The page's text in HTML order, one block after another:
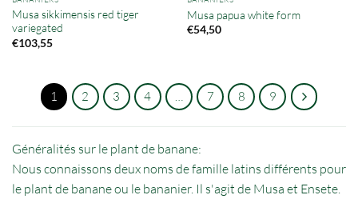
Musa sikkimensis red tiger
variegated
€103,55
Musa papua white form
€54,50
1 2 3 4 … 7 8 9
Généralités sur le plant de banane:
Nous connaissons deux noms de famille latins différents pour
le plant de banane ou le bananier. Il s'agit de Musa et Ensete.